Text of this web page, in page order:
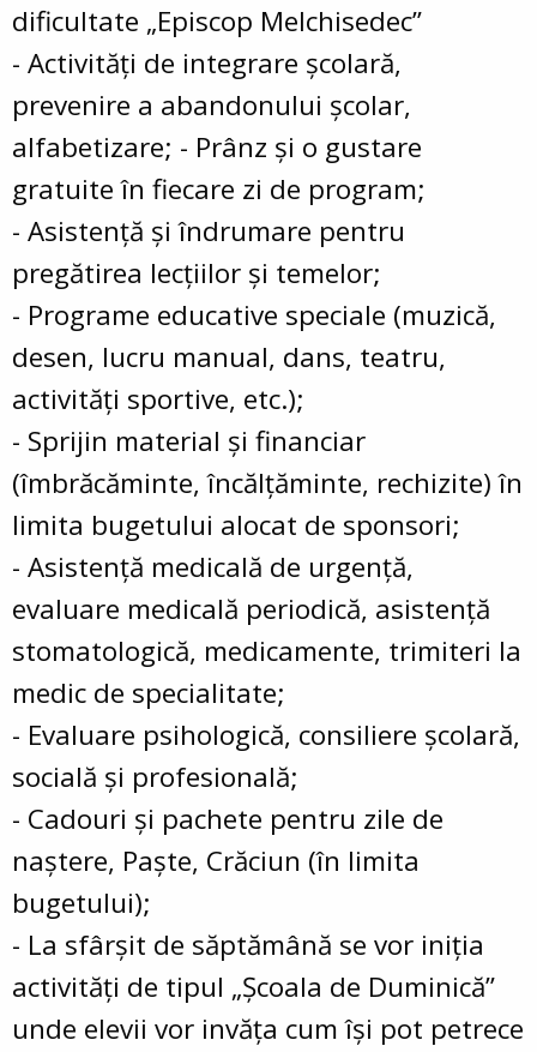
dificultate „Episcop Melchisedec”
- Activități de integrare școlară,
prevenire a abandonului școlar,
alfabetizare; - Prânz și o gustare
gratuite în fiecare zi de program;
- Asistență și îndrumare pentru
pregătirea lecțiilor și temelor;
- Programe educative speciale (muzică,
desen, lucru manual, dans, teatru,
activități sportive, etc.);
- Sprijin material și financiar
(îmbrăcăminte, încălțăminte, rechizite) în
limita bugetului alocat de sponsori;
- Asistență medicală de urgență,
evaluare medicală periodică, asistență
stomatologică, medicamente, trimiteri la
medic de specialitate;
- Evaluare psihologică, consiliere școlară,
socială și profesională;
- Cadouri și pachete pentru zile de
naștere, Paște, Crăciun (în limita
bugetului);
- La sfârşit de săptămână se vor iniţia
activităţi de tipul „Şcoala de Duminică”
unde elevii vor invăţa cum își pot petrece